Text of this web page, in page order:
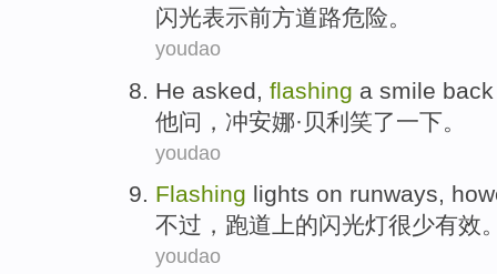
闪光表示前方道路危险。
youdao
He asked flashing a smile
他问 ，冲安娜·贝利 笑了一下。
youdao
Flashing lights on runways,
不过 ， 跑道 上的闪光灯很少有效
youdao